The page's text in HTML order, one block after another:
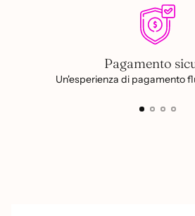
Pagamento
Un'esperienza di pagamento